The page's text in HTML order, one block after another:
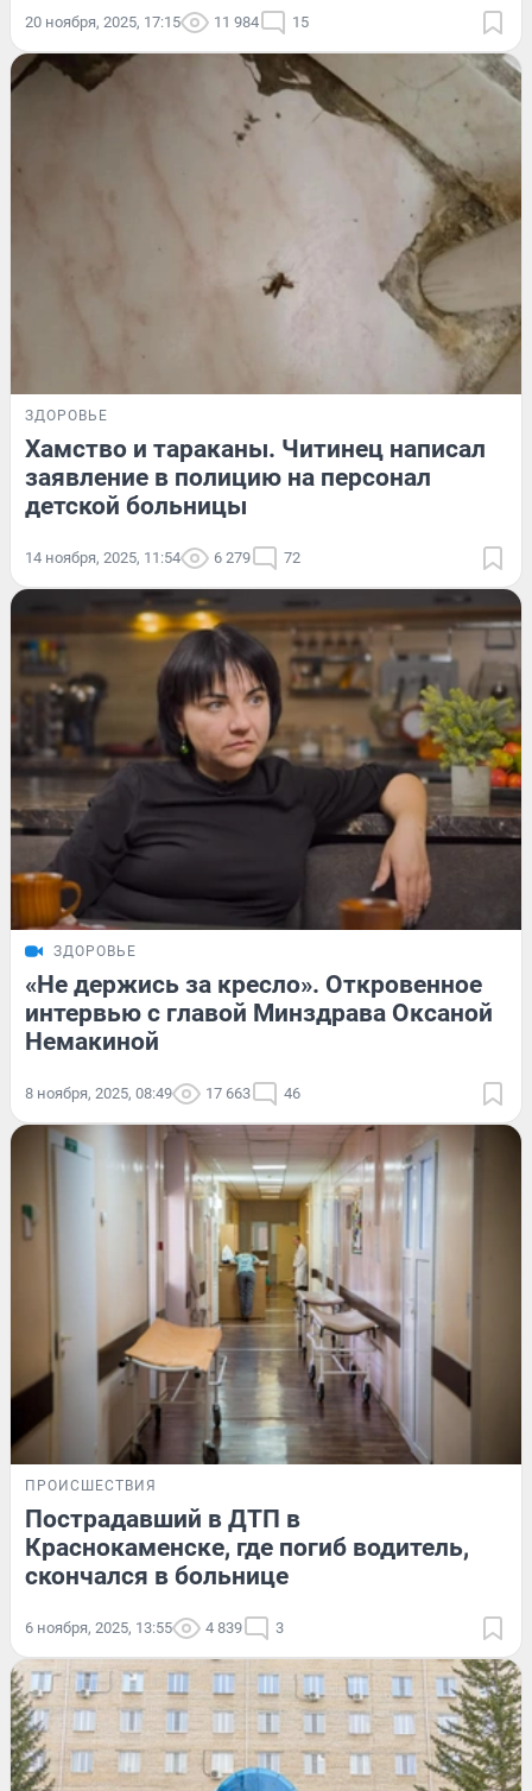
20 ноября, 2025, 17:15 11 984 15
ЗДОРОВЬЕ
Хамство и тараканы. Читинец написал
заявление в полицию на персонал
детской больницы
14 ноября, 2025, 11:54 6 279 72
ЗДОРОВЬЕ
«Не держись за кресло». Откровенное
интервью с главой Минздрава Оксаной
Немакиной
8 ноября, 2025, 08:49 17 663 46
ПРОИСШЕСТВИЯ
Пострадавший в ДТП в
Краснокаменске, где погиб водитель,
скончался в больнице
6 ноября, 2025, 13:55 4 839 3